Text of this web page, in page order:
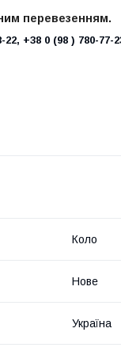
перевезенням.
22, +38 0 98 780-77-
Коло
Нове
Україна